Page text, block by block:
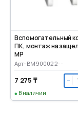
Вспомогательный
ПК, монтаж на
МР
Арт: BM900022--
7 275 ₸ −
В наличии